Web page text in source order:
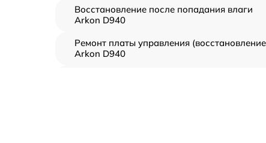
Восстановление после попадания влаги
Arkon D940
Ремонт платы управления
Arkon D940